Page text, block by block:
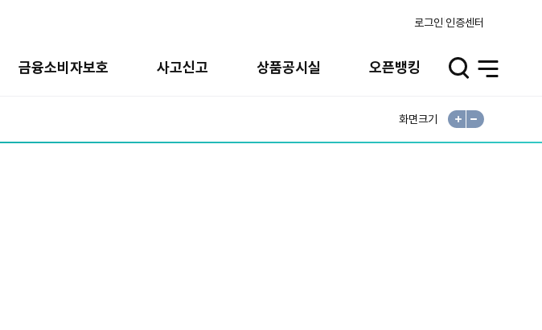
로그인 인증센터
금융소비자보호 사고신고 상품공시실 오픈뱅킹
검
색
전
체
화면크기
확
대
축
소